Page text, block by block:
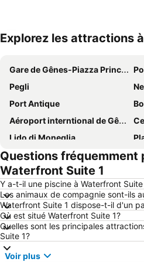
Explorez les attractions
Gare de Gênes-Piazza Principe
Pegli
Port Antique
Aéroport interntional de Gênes-Christophe Colomb
Lido di Moneglia
Spiaggia di Camogli
Aquarium de Gênes
Varigotti
Porto di Savona
Corso Italia
Cavi di Lavagna
Centro Storico
Questions fréquemment
Waterfront Suite 1
Y a-t-il une piscine à Waterfront Suite
Les animaux de compagnie sont-ils
Waterfront Suite 1 dispose-t-il d'un
Où est situé Waterfront Suite 1?
Quelles sont les principales
Suite 1?
Voir plus